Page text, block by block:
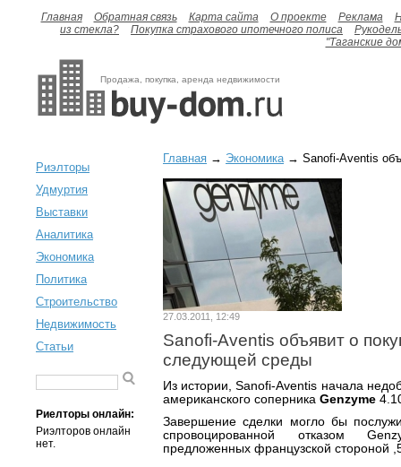
Главная Обратная связь Карта сайта О проекте Реклама
из стекла?
Покупка страхового ипотечного полиса
"Таганские
Продажа, покупка, аренда недвижимости
Риэлторы
Удмуртия
Выставки
Аналитика
Экономика
Политика
Строительство
Недвижимость
Статьи
Риелторы онлайн:
Риэлторов онлайн
нет.
Главная → Экономика→ Sanofi-Aventis
27.03.2011, 12:49
Sanofi-Aventis объявит о
следующей среды
Из истории, Sanofi-Aventis начала
американского соперника Genzyme
Завершение сделки могло бы
спровоцированной отказом
предложенных французской стороной